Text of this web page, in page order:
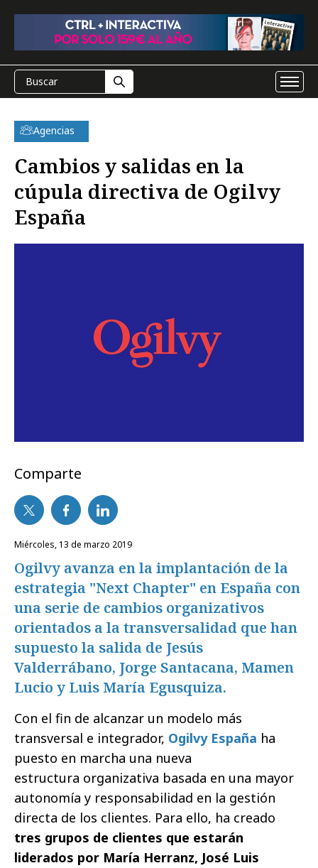
Agencias
Cambios y salidas en la
cúpula directiva de Ogilvy
España
Comparte
miércoles, 13 de marzo 2019
Ogilvy avanza en la implantación de la
estrategia "Next Chapter" en España con
una serie de cambios organizativos
orientados a la transversalidad que han
supuesto la salida de Jesús
Valderrábano, Jorge Santacana, Mamen
Lucio y Luis María Egusquiza.
Con el fin de alcanzar un modelo más
transversal e integrador, Ogilvy España ha
puesto en marcha una nueva
estructura organizativa basada en una mayor
autonomía y responsabilidad en la gestión
directa de los clientes. Para ello, ha creado
tres grupos de clientes que estarán
liderados por María Herranz, José Luis